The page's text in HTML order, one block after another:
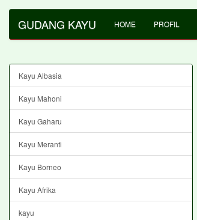
GUDANG KAYU HOME PROFIL
Kayu Albasia
Kayu Mahoni
Kayu Gaharu
Kayu Meranti
Kayu Borneo
Kayu Afrika
kayu